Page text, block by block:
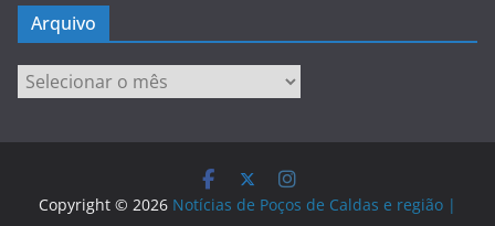
Arquivo
Arquivo
Copyright © 2026 Notícias de Poços de Caldas e região |